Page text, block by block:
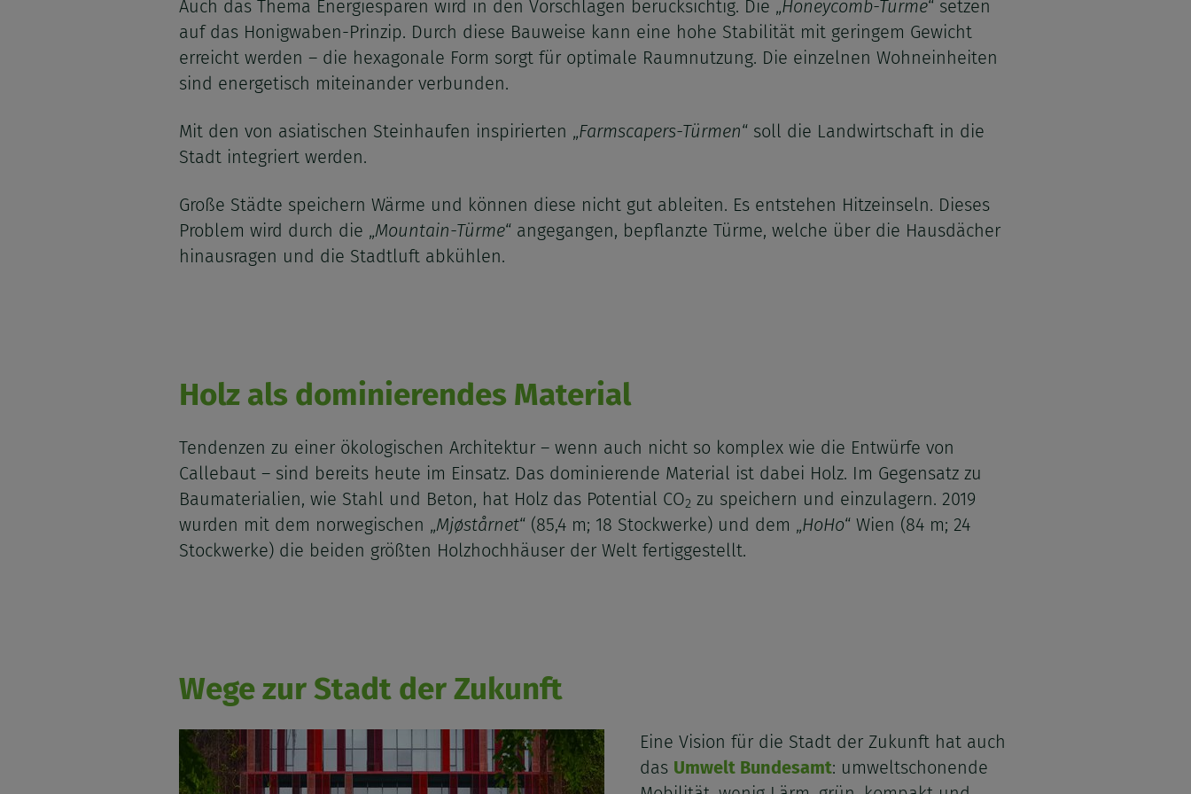
Auch das Thema Energiesparen wird in den Vorschlägen berücksichtig. Die „Honeycomb-Türme“ setzen
auf das Honigwaben-Prinzip. Durch diese Bauweise kann eine hohe Stabilität mit geringem Gewicht
erreicht werden – die hexagonale Form sorgt für optimale Raumnutzung. Die einzelnen Wohneinheiten
sind energetisch miteinander verbunden.
Mit den von asiatischen Steinhaufen inspirierten „Farmscapers-Türmen“ soll die Landwirtschaft in die
Stadt integriert werden.
Große Städte speichern Wärme und können diese nicht gut ableiten. Es entstehen Hitzeinseln. Dieses
Problem wird durch die „Mountain-Türme“ angegangen, bepflanzte Türme, welche über die Hausdächer
hinausragen und die Stadtluft abkühlen.
Holz als dominierendes Material
Tendenzen zu einer ökologischen Architektur – wenn auch nicht so komplex wie die Entwürfe von
Callebaut – sind bereits heute im Einsatz. Das dominierende Material ist dabei Holz. Im Gegensatz zu
Baumaterialien, wie Stahl und Beton, hat Holz das Potential CO2 zu speichern und einzulagern. 2019
wurden mit dem norwegischen „Mjøstårnet“ (85,4 m; 18 Stockwerke) und dem „HoHo“ Wien (84 m; 24
Stockwerke) die beiden größten Holzhochhäuser der Welt fertiggestellt.
Wege zur Stadt der Zukunft
Eine Vision für die Stadt der Zukunft hat auch
das Umwelt Bundesamt: umweltschonende